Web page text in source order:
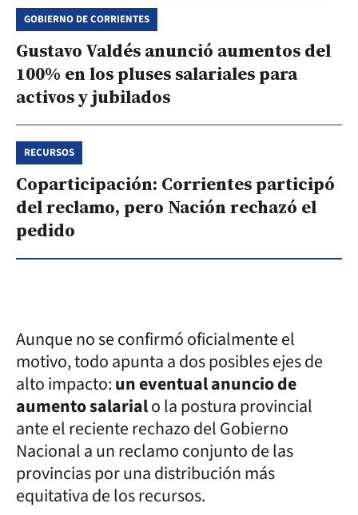
GOBIERNO DE CORRIENTES
Gustavo Valdés anunció aumentos del
100% en los pluses salariales para
activos y jubilados
RECURSOS
Coparticipación: Corrientes participó
del reclamo, pero Nación rechazó el
pedido
Aunque no se confirmó oficialmente el
motivo, todo apunta a dos posibles ejes de
alto impacto:un eventual anuncio de
aumento salarialo la postura provincial
ante el reciente rechazo del Gobierno
Nacional a un reclamo conjunto de las
provincias por una distribución más
equitativa de los recursos.